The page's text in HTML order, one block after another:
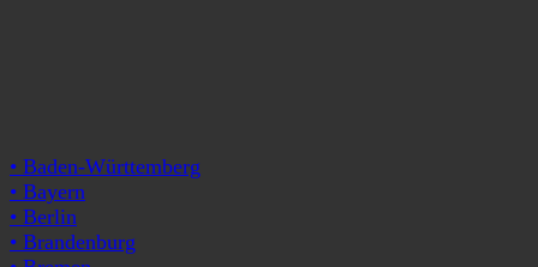
• Baden-Württemberg
• Bayern
• Berlin
• Brandenburg